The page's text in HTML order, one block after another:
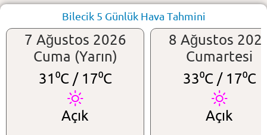
Bilecik 5 Günlük Hava Tahmini
7 Ağustos 2026
Cuma (Yarın)
31⁰C /17⁰C
Açık
8 Ağustos
Cumartesi
33⁰C /17⁰C
Açık